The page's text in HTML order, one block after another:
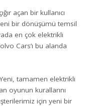
açan bir kullanıcı
bir dönüşümü temsil
en çok elektrikli
Cars’ı bu alanda
tamamen elektrikli
oyunun kurallarını
için yeni bir